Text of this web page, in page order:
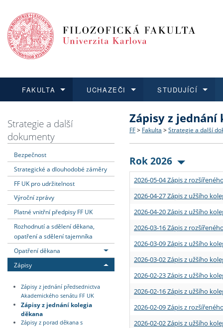
FAKULTA
Dozvědět se více
Struktura a historie
Strategie a další
Podpora a benefity pro
Absolventi fakulty
UCHAZEČI
Podat přihlášku
Co studovat a jak se
Učitelské studijní
Informace k průběhu
STUDUJÍCÍ
Dozvědět se více
Bakalářské a magisterské
Doktorské studium
Rigorózní řízení
Dozvědět se více
O vědě a výzkumu na FF
Akademické kvalifikace
Granty a projekty
Dozvědět se více
Aktuální nabídky a
Vyjíždějící studenti
Přijíždějící studenti
Vyjíždějící zaměstnanci
Strategie a další
dokumenty
Bezpečnost
Strategické a dlouhodobé záměry
FF UK pro udržitelnost
Výroční zprávy
Platné vnitřní předpisy FF UK
Rozhodnutí a sdělení děkana,
opatření a sdělení tajemníka
Opatření děkana
Zápisy
Zápisy z jednání předsednictva
Akademického senátu FF UK
Zápisy z jednání kolegia
děkana
Zápisy z porad děkana s
Zápisy z jednání
FF > Fakulta > Strategie a další
Rok 2026
2026-05-04 Zápis z
2026-04-27 Zápis z užšího
2026-04-20 Zápis z užšího
2026-03-16 Zápis z
2026-03-09 Zápis z užšího
2026-03-02 Zápis z užšího
2026-02-23 Zápis z užšího
2026-02-16 Zápis z užšího
2026-02-09 Zápis z
2026-02-02 Zápis z užšího